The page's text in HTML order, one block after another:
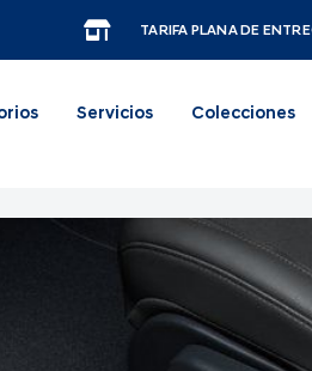
TARIFA PLANA DE
Servicios Colecciones